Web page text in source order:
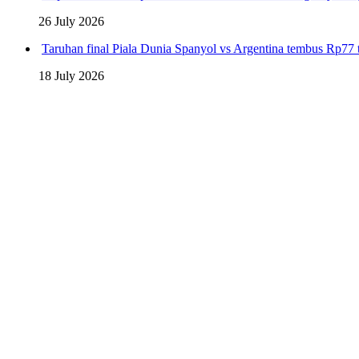
26 July 2026
Taruhan final Piala Dunia Spanyol vs Argentina tembus Rp77
18 July 2026